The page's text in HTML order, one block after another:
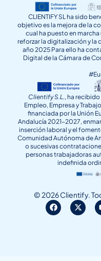
CLIENTIFY SL ha sido
objetivo es la mejora de la
cual ha puesto en
reforzar la digitalización y la
año 2025 Para ello ha
Digital de la Cámara de
Clientify S.L., ha
Empleo, Empresa y
financiada por la Unión
Andalucía 2021-2027,
inserción laboral y el
Comunidad Autónoma de
o sucesivas
personas trabajadoras
indefinida
© 2026 Clientify.